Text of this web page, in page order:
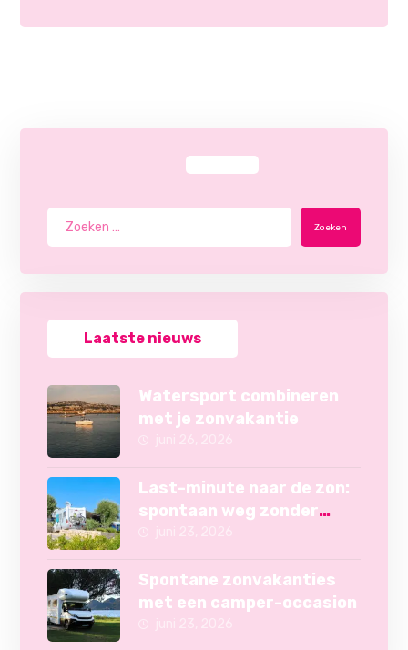
Zoeken
Laatste nieuws
Watersport combineren
met je zonvakantie
Last-minute naar de zon:
spontaan weg zonder
Spontane zonvakanties
met een camper-occasion